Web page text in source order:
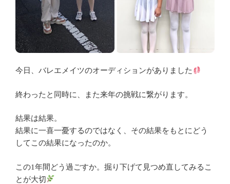
今日、バレエメイツのオーディションがありました
終わったと同時に、また来年の挑戦に繋がります。
結果は結果。
結果に一喜一憂するのではなく、その結果をもとにどう
してこの結果になったのか。
この1年間どう過ごすか。掘り下げて見つめ直してみるこ
とが大切